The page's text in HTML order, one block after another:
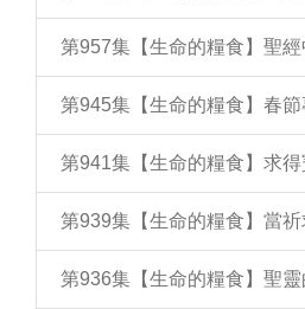
第957集【生命的糧食】聖
第945集【生命的糧食】春節
第941集【生命的糧食】求
第939集【生命的糧食】當祈
第936集【生命的糧食】聖靈